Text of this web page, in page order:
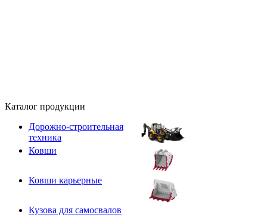
Каталог продукции
Дорожно-строительная
техника
Ковши
Ковши карьерные
Кузова для самосвалов